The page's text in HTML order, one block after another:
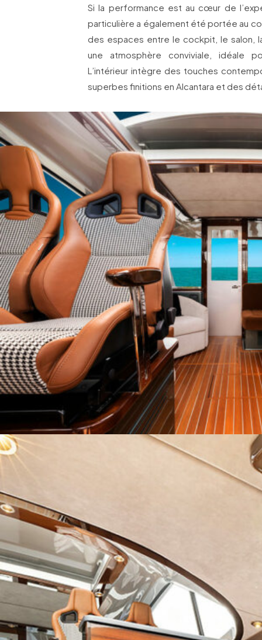
Si la performance est au cœur de
particulière a également été portée au
des espaces entre le cockpit, le salon,
une atmosphère conviviale, idéale
L’intérieur intègre des touches
superbes finitions en Alcantara et des